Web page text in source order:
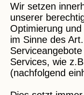
Wir setzen
unserer
Optimierung
im Sinne des
Services, wie
(nachfolgend